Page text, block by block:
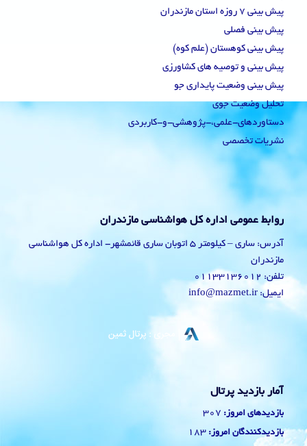
پیش بینی 7 روزه استان مازندران
پیش بینی فصلی
پیش بینی کوهستان (علم کوه)
پیش بینی و توصیه های کشاورزی
پیش بینی وضعیت پایداری جو
تحلیل وضعیت جوی
دستاوردهای-علمی،-پژوهشی-و-کاربردی
نشریات تخصصی
روابط عمومی اداره کل هواشناسی مازندران
آدرس: ساری – کیلومتر 5 اتوبان ساری قائمشهر- اداره کل هواشناسی
مازندران
تلفن: 01133136012
ایمیل: info@mazmet.ir
آمار بازدید پرتال
بازدیدهای امروز: 307
بازدیدکنندگان امروز: 183